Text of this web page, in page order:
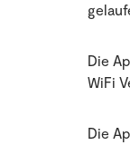
Die
WiFi
Die